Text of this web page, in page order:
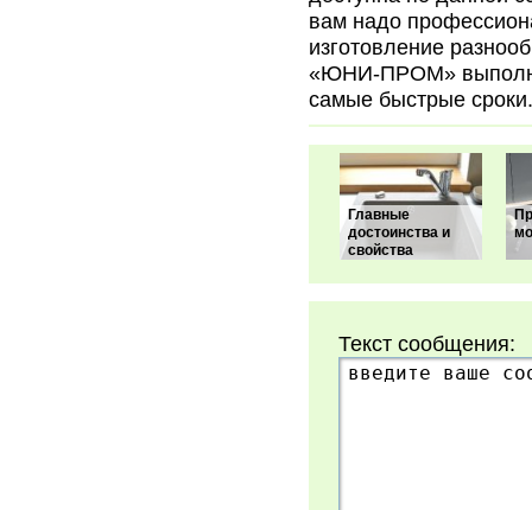
вам надо
изготовление
«ЮНИ-ПРОМ»
самые быстрые сроки.
Главные
достоинства и
свойства
Текст сообщения: